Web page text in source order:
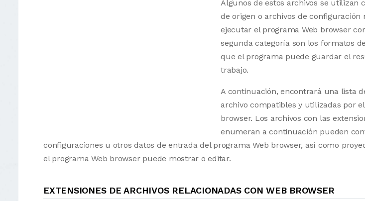
Algunos de estos archivos se utilizan
de origen o archivos de configuración
ejecutar el programa Web browser
segunda categoría son los formatos
que el programa puede guardar el
trabajo.
A continuación, encontrará una lista
archivo compatibles y utilizadas por
browser. Los archivos con las
enumeran a continuación pueden
configuraciones u otros datos de entrada del programa Web browser, así como
el programa Web browser puede mostrar o editar.
EXTENSIONES DE ARCHIVOS RELACIONADAS CON WEB BROWSER